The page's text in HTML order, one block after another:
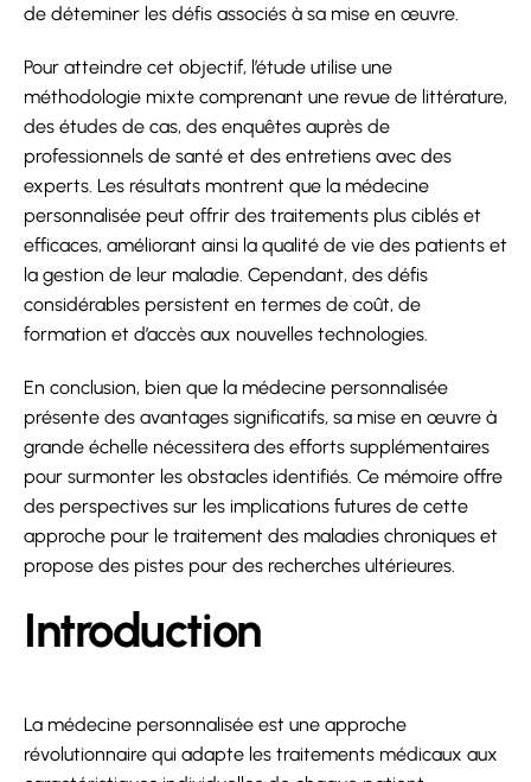
de déteminer les défis associés à sa mise en œuvre.
Pour atteindre cet objectif, l’étude utilise une
méthodologie mixte comprenant une revue de littérature,
des études de cas, des enquêtes auprès de
professionnels de santé et des entretiens avec des
experts. Les résultats montrent que la médecine
personnalisée peut offrir des traitements plus ciblés et
efficaces, améliorant ainsi la qualité de vie des patients et
la gestion de leur maladie. Cependant, des défis
considérables persistent en termes de coût, de
formation et d’accès aux nouvelles technologies.
En conclusion, bien que la médecine personnalisée
présente des avantages significatifs, sa mise en œuvre à
grande échelle nécessitera des efforts supplémentaires
pour surmonter les obstacles identifiés. Ce mémoire offre
des perspectives sur les implications futures de cette
approche pour le traitement des maladies chroniques et
propose des pistes pour des recherches ultérieures.
Introduction
La médecine personnalisée est une approche
révolutionnaire qui adapte les traitements médicaux aux